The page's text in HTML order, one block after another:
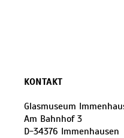
KONTAKT
Glasmuseum
Am Bahnhof 3
D-34376 Immenhausen